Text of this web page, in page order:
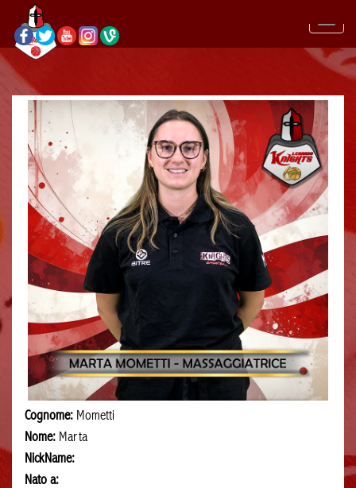
Cognome: Mometti
Nome: Marta
NickName:
Nato a: